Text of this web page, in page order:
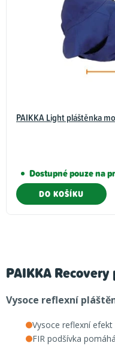
PAIKKA Light pláštěnka
Dostupné pouze na
DO KOŠÍKU
PAIKKA
Vysoce reflexní
Vysoce reflexní
FIR podšívka